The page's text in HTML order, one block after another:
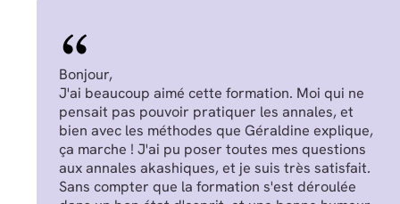
Bonjour,
J'ai beaucoup aimé cette formation. Moi qui ne
pensait pas pouvoir pratiquer les annales, et
bien avec les méthodes que Géraldine explique,
ça marche ! J'ai pu poser toutes mes questions
aux annales akashiques, et je suis très satisfait.
Sans compter que la formation s'est déroulée